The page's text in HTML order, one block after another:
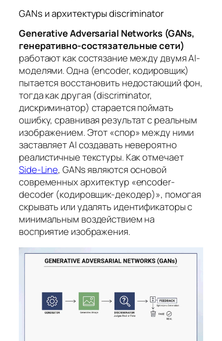
GANs и архитектуры discriminator
Generative Adversarial Networks (GANs,
генеративно-состязательные сети)
работают как состязание между двумя AI-
моделями. Одна (encoder, кодировщик)
пытается восстановить недостающий фон,
тогда как другая (discriminator,
дискриминатор) старается поймать
ошибку, сравнивая результат с реальным
изображением. Этот «спор» между ними
заставляет AI создавать невероятно
реалистичные текстуры. Как отмечает
Side-Line, GANs являются основой
современных архитектур «encoder-
decoder (кодировщик-декодер)», помогая
скрывать или удалять идентификаторы с
минимальным воздействием на
восприятие изображения.